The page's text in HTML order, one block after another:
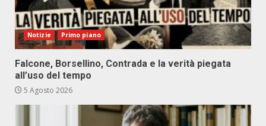
Notizie Primo piano
Falcone, Borsellino, Contrada e la verità piegata
all’uso del tempo
5 Agosto 2026